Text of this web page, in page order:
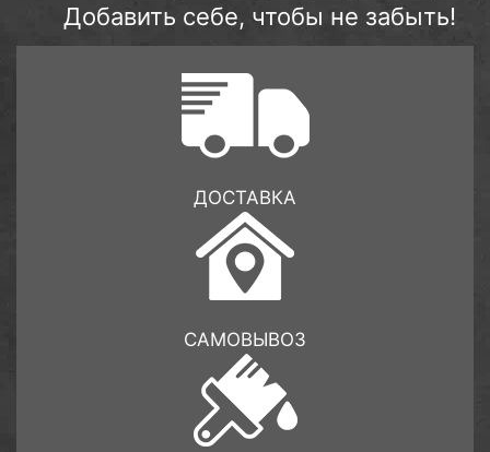
Добавить себе, чтобы не забыть!
ДОСТАВКА
САМОВЫВОЗ